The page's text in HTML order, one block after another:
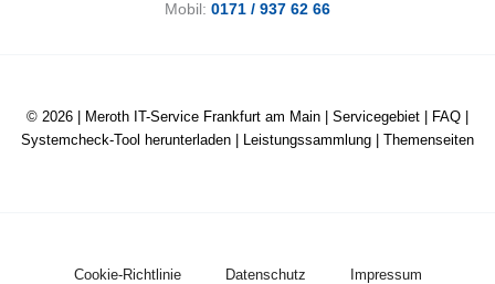
Mobil: 0171 / 937 62 66
© 2026 | Meroth IT-Service Frankfurt am Main Servicegebiet FAQ
Systemcheck-Tool herunterladen
Leistungssammlung Themenseiten
Cookie-Richtlinie Datenschutz Impressum